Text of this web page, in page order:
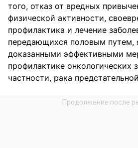
того, отказ от вредных
физической активности,
профилактика и лечение
передающихся половым путем,
доказанными эффективными
профилактике онкологических
частности, рака